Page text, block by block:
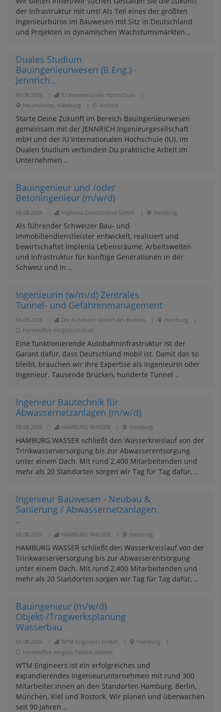
der Infrastruktur mit uns! Als Teil eines der größten
Ingenieurbüros im Bauwesen mit Sitz in Deutschland
und Projekten in dynamischen Wachstumsmärkten ..
Duales Studium
Bauingenieurwesen (B.Eng.) -
Jennrich ..
06.08.2026 IU Internationale Hochschule
Neumünster, Hamburg
Vollzeit
Starte Deine Zukunft im Bereich Bauingenieurwesen
gemeinsam mit der JENNRICH Ingenieurgesellschaft
mbH und der IU Internationalen Hochschule (IU). Im
Dualen Studium verbindest Du praktische Arbeit im
Unternehmen ..
Bauingenieur und /oder
Betoningenieur (m/w/d)
06.08.2026 Implenia Deutschland GmbH Hamburg
Als führender Schweizer Bau- und
Immobiliendienstleister entwickelt, realisiert und
bewirtschaftet Implenia Lebensräume, Arbeitswelten
und Infrastruktur für künftige Generationen in der
Schweiz und in ..
Ingenieurin (w/m/d) Zentrales
Tunnel- und Gefahrenmanagement
06.08.2026 Die Autobahn GmbH des Bundes Hamburg
Homeoffice möglich,Vollzeit
Eine funktionierende Autobahn­infrastruktur ist der
Garant dafür, dass Deutschland mobil ist. Damit das so
bleibt, brauchen wir Ihre Expertise als Ingenieurin oder
Ingenieur. Tausende Brücken, hunderte Tunnel ..
Ingenieur Bautechnik für
Abwassernetzanlagen (m/w/d)
06.08.2026 HAMBURG WASSER Hamburg
HAMBURG WASSER schließt den Wasserkreislauf von der
Trinkwasserversorgung bis zur Abwasserentsorgung
unter einem Dach. Mit rund 2.400 Mitarbeitenden und
mehr als 20 Standorten sorgen wir Tag für Tag dafür, ..
Ingenieur Bauwesen - Neubau &
Sanierung / Abwassernetzanlagen
..
06.08.2026 HAMBURG WASSER Hamburg
HAMBURG WASSER schließt den Wasserkreislauf von der
Trinkwasserversorgung bis zur Abwasserentsorgung
unter einem Dach. Mit rund 2.400 Mitarbeitenden und
mehr als 20 Standorten sorgen wir Tag für Tag dafür, ..
Bauingenieur (m/w/d)
Objekt-/Tragwerksplanung
Wasserbau
05.08.2026 WTM Engineers GmbH Hamburg
Homeoffice möglich,Teilzeit,Vollzeit
WTM Engineers ist ein erfolgreiches und
expandierendes Ingenieurunternehmen mit rund 300
Mitarbeiter:innen an den Standorten Hamburg, Berlin,
München, Kiel und Rostock. Wir planen und überwachen
seit 90 Jahren ..